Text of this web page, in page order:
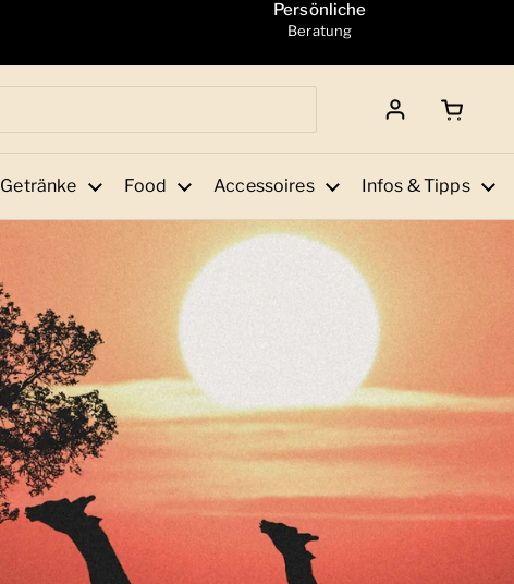
Persönliche
Beratung
Getränke Food Accessoires Infos & Tipps